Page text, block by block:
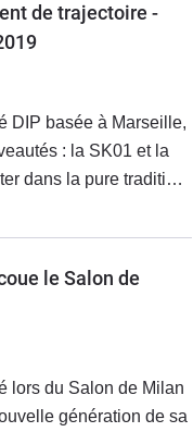
plateformes
à bien d’autres
à la fin de l’année
renouveler, sur de
Davidson.
de trajectoire -
DIP basée à Marseille,
: la SK01 et la
dans la pure tradition
agressive à souhait,
le Salon de
lors du Salon de Milan
génération de sa